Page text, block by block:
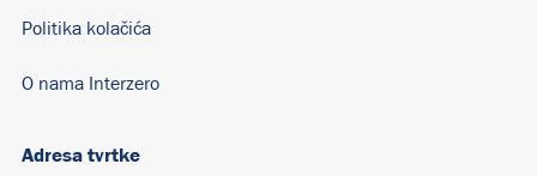
Adresa tvrtke
Politika kolačića
O nama Interzero